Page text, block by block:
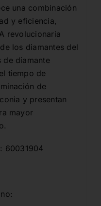
una combinación
y eficiencia,
revolucionaria
los diamantes del
de diamante
tiempo de
de
y presentan
mayor
60031904